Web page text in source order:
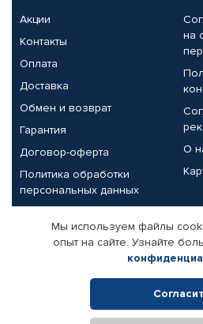
Акции
Контакты
Оплата
Доставка
Обмен и возврат
Гарантия
Договор-оферта
Политика обработки
персональных данных
на
О
Партнерам
Корпоративным клиентам
Поставщикам
Мы используем файлы
опыт на сайте. Узнайте